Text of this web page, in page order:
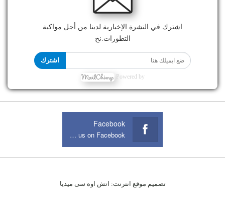
اشترك في النشرة الإخبارية لدينا من أجل مواكبة
التطورات.نخ
اشترك
Powered by
Facebook
Join us on Facebook
تصميم موقع انترنت: اتش اوه سى ميديا